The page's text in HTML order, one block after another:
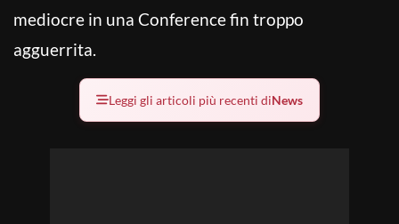
mediocre in una Conference fin troppo
agguerrita.
Leggi gli articoli più recenti diNews